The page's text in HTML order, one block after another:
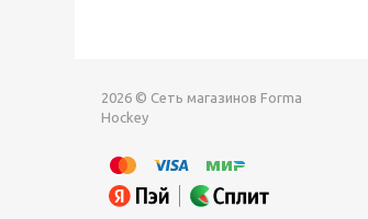
2026 © Сеть магазинов Forma
Hockey